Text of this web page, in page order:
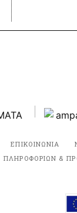
ΕΠΙΚΟΙΝΩΝΙΑ
&